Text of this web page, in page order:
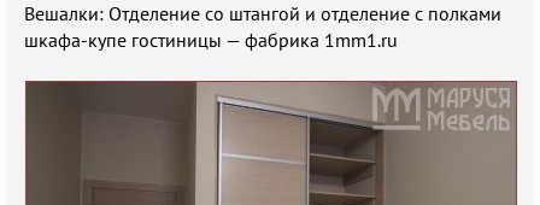
Вешалки: Отделение со штангой и отделение с полками
шкафа-купе гостиницы — фабрика 1mm1.ru